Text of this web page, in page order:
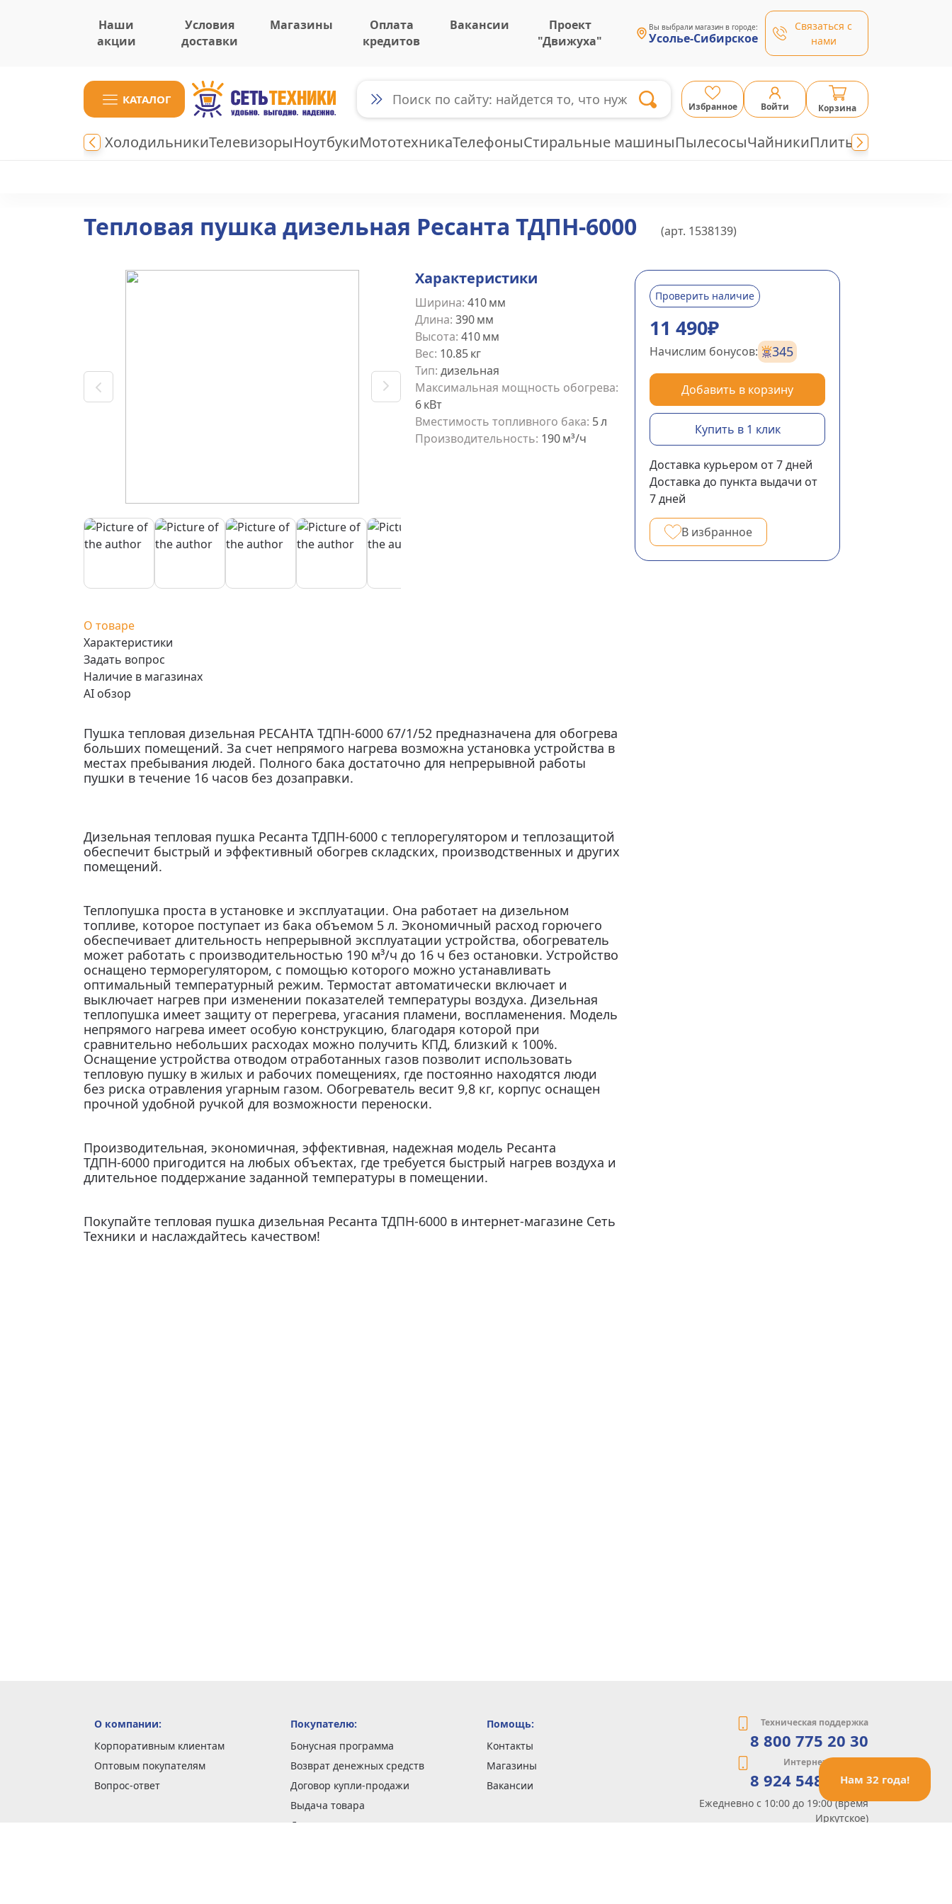
Наши
акции
Условия
доставки
Магазины
Оплата
кредитов
Вакансии
Проект
"Движуха"
Вы выбрали магазин в городе:
Усолье-Сибирское
Связаться с
нами
КАТАЛОГ
Избранное Войти Корзина
ХолодильникиТелевизорыНоутбукиМототехникаТелефоныСтиральные машиныПылесосыЧайникиПлиты
Нам 32 года!
Тепловая пушка дизельная Ресанта ТДПН-6000 (арт. 1538139)
11 490₽
Проверить наличие
Начислим бонусов: 345
Добавить в корзину
Купить в 1 клик
Доставка курьером от 7дней
Доставка до пункта выдачи от
7дней
В избранное
Характеристики
Ширина: 410мм
Длина: 390мм
Высота: 410мм
Вес: 10.85кг
Тип: дизельная
Максимальная мощность обогрева:
6кВт
Вместимость топливного бака: 5л
Производительность: 190м³/ч
О товаре
Характеристики
Задать вопрос
Наличие в магазинах
AI обзор
Пушка тепловая дизельная РЕСАНТА ТДПН-6000 67/1/52 предназначена для обогрева
больших помещений. За счет непрямого нагрева возможна установка устройства в
местах пребывания людей. Полного бака достаточно для непрерывной работы
пушки в течение 16 часов без дозаправки.
Дизельная тепловая пушка Ресанта ТДПН-6000 с теплорегулятором и теплозащитой
обеспечит быстрый и эффективный обогрев складских, производственных и других
помещений.
Теплопушка проста в установке и эксплуатации. Она работает на дизельном
топливе, которое поступает из бака объемом 5 л. Экономичный расход горючего
обеспечивает длительность непрерывной эксплуатации устройства, обогреватель
может работать с производительностью 190 м³/ч до 16 ч без остановки. Устройство
оснащено терморегулятором, с помощью которого можно устанавливать
оптимальный температурный режим. Термостат автоматически включает и
выключает нагрев при изменении показателей температуры воздуха. Дизельная
теплопушка имеет защиту от перегрева, угасания пламени, воспламенения. Модель
непрямого нагрева имеет особую конструкцию, благодаря которой при
сравнительно небольших расходах можно получить КПД, близкий к 100%.
Оснащение устройства отводом отработанных газов позволит использовать
тепловую пушку в жилых и рабочих помещениях, где постоянно находятся люди
без риска отравления угарным газом. Обогреватель весит 9,8 кг, корпус оснащен
прочной удобной ручкой для возможности переноски.
Производительная, экономичная, эффективная, надежная модель Ресанта
ТДПН-6000 пригодится на любых объектах, где требуется быстрый нагрев воздуха и
длительное поддержание заданной температуры в помещении.
Покупайте тепловая пушка дизельная Ресанта ТДПН-6000 в интернет-магазине Сеть
Техники и наслаждайтесь качеством!
О компании:
Корпоративным клиентам
Оптовым покупателям
Вопрос-ответ
Покупателю:
Бонусная программа
Возврат денежных средств
Договор купли-продажи
Выдача товара
Доставка заказов
Помощь:
Контакты
Магазины
Вакансии
Техническая поддержка
8 800 775 20 30
Интернет-магазин
8 924 548 85 07
Ежедневно с 10:00 до 19:00 (время
Иркутское)